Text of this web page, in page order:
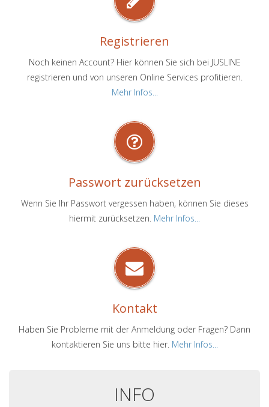
Registrieren
Noch keinen Account? Hier können Sie sich bei JUSLINE
registrieren und von unseren Online Services profitieren.
Mehr Infos...
Passwort zurücksetzen
Wenn Sie Ihr Passwort vergessen haben, können Sie dieses
hiermit zurücksetzen. Mehr Infos...
Kontakt
Haben Sie Probleme mit der Anmeldung oder Fragen? Dann
kontaktieren Sie uns bitte hier. Mehr Infos...
INFO